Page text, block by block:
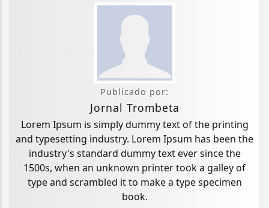
Publicado por:
Jornal Trombeta
Lorem Ipsum is simply dummy text of the printing
and typesetting industry. Lorem Ipsum has been the
industry's standard dummy text ever since the
1500s, when an unknown printer took a galley of
type and scrambled it to make a type specimen
book.